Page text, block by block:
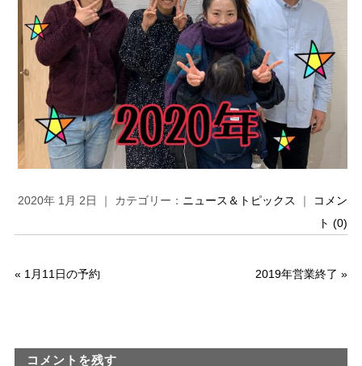
2020年 1月 2日 ｜ カテゴリー： ニュース＆トピックス ｜
コメン
ト (0)
« 1月11日の予約 2019年営業終了 »
コメントを残す